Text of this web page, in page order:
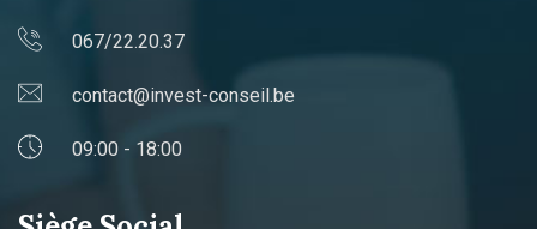
067/22.20.37
contact@invest-conseil.be
09:00 - 18:00